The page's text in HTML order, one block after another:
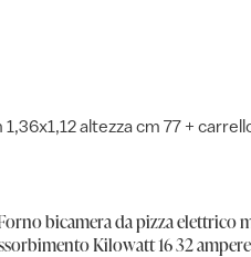
altezza cm 77 +
bicamera da pizza elettrico m
Kilowatt 16 32